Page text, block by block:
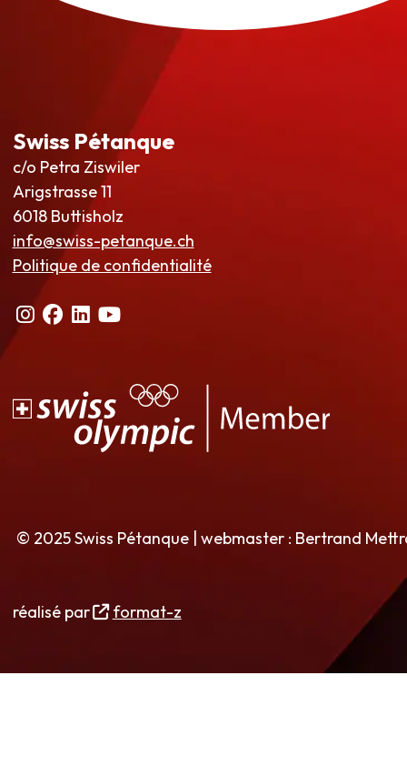
Swiss Pétanque
c/o Petra Ziswiler
Arigstrasse 11
6018 Buttisholz
info@swiss-petanque.ch
Politique de confidentialité
© 2025 Swiss Pétanque | webmaster : Bertrand
réalisé par format-z